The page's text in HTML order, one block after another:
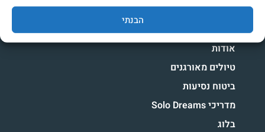
הבנתי
בית
אודות
טיולים מאורגנים
ביטוח נסיעות
מדריכי Solo Dreams
בלוג